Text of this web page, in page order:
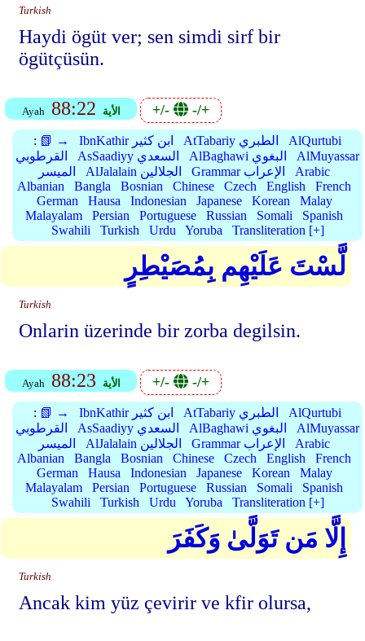
Turkish
Haydi ögüt ver; sen simdi sirf bir
ögütçüsün.
Ayah 88:22 الأية +/- -/+
: 📗 → IbnKathir ابن كثير AtTabariy الطبري
AlQurtubi
القرطوبي
AsSaadiyy السعدي AlBaghawi البغوي
AlMuyassar
الميسر
AlJalalain الجلالين Grammar الإعراب
Arabic
Albanian
Bangla Bosnian Chinese Czech English
French
German
Hausa Indonesian Japanese Korean
Malay
Malayalam
Persian Portuguese Russian Somali
Spanish
Swahili
Turkish Urdu Yoruba Transliteration [+]
لَّسْتَ عَلَيْهِم بِمُصَيْطِرٍ
Turkish
Onlarin üzerinde bir zorba degilsin.
Ayah 88:23 الأية +/- -/+
: 📗 → IbnKathir ابن كثير AtTabariy الطبري
AlQurtubi
القرطوبي
AsSaadiyy السعدي AlBaghawi البغوي
AlMuyassar
الميسر
AlJalalain الجلالين Grammar الإعراب
Arabic
Albanian
Bangla Bosnian Chinese Czech English
French
German
Hausa Indonesian Japanese Korean
Malay
Malayalam
Persian Portuguese Russian Somali
Spanish
Swahili
Turkish Urdu Yoruba Transliteration [+]
إِلَّا مَن تَوَلَّىٰ وَكَفَرَ
Turkish
Ancak kim yüz çevirir ve kfir olursa,